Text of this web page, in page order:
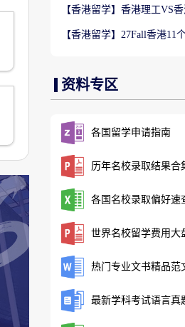
【香港留学】香港理工VS
【香港留学】27Fall香港11
资料专区
各国留学申请指南
历年名校录取结果合
各国名校录取偏好速
世界名校留学费用大
热门专业文书精品范
最新学科考试语言真